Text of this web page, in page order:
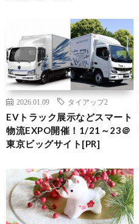
2026.01.09 タイアップ2
EVトラック展示などスマート
物流EXPO開催！1/21～23＠
東京ビッグサイト[PR]